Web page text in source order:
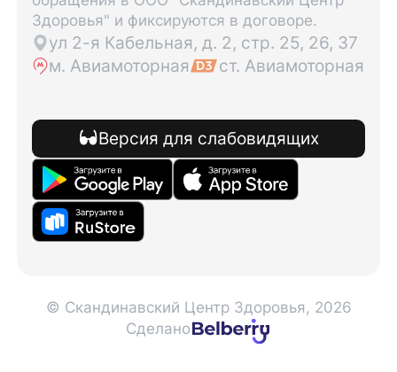
Здоровья" и фиксируются в договоре.
ул 2-я Кабельная, д. 2, стр. 25, 26, 37
м. Авиамоторная
ст. Авиамоторная
Версия для слабовидящих
© Скандинавский Центр Здоровья, 2026
Сделано